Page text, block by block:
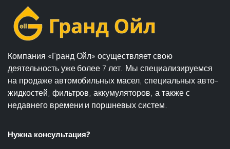
Компания «Гранд Ойл» осуществляет свою
деятельность уже более 7 лет. Мы специализируемся
на продаже автомобильных масел, специальных авто-
жидкостей, фильтров, аккумуляторов, а также с
недавнего времени и поршневых систем.
Нужна консультация?